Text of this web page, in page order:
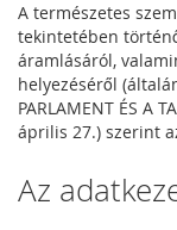
A természetes
tekintetében
áramlásáról,
helyezéséről
PARLAMENT ÉS A
április 27.) szerint
Az